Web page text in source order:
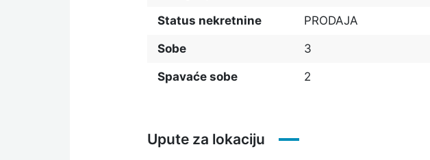
Status nekretnine PRODAJA
Sobe 3
Spavaće sobe 2
Upute za lokaciju